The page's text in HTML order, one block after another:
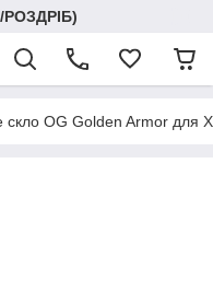
РОЗДРІБ)
скло OG Golden Armor для